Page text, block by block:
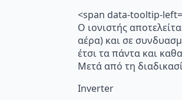
<span data-tooltip-
Ο ιονιστής
αέρα) και σε
έτσι τα πάντα και
Μετά από τη
Inverter